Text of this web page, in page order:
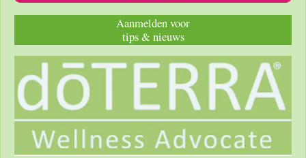
Aanmelden voor
tips & nieuws